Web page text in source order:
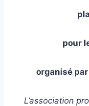
pour
organisé par
L’association